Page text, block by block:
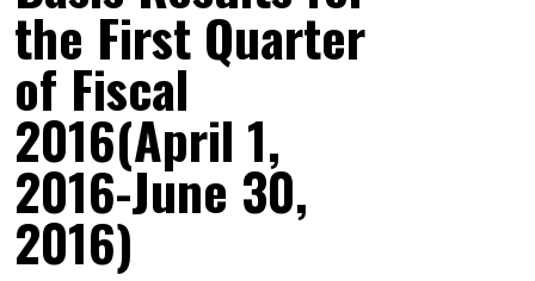
the First Quarter
of Fiscal
2016(April 1,
2016-June 30,
2016)